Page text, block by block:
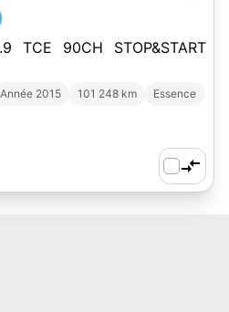
TCE 90CH STOP&START
Année 2015 101 248 km
Essence